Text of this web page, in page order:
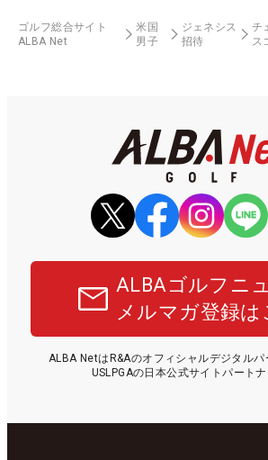
ゴルフ総合サイト
ALBA Net
米国
男子
ジェネシス
招待
チ
ス
ALBAゴルフニ
メルマガ登録は
ALBA NetはR&Aのオフィシャルデジタル
USLPGAの日本公式サイトパートナ